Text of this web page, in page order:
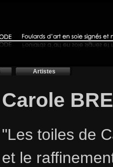
Artistes
Carole
"Les toiles de
et le